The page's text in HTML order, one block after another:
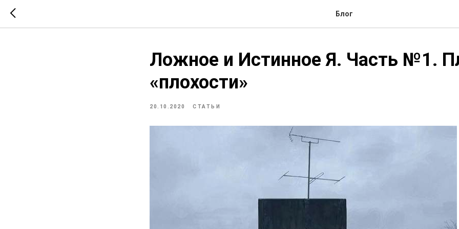
Блог
Ложное и Истинное Я. Часть №1.
«плохости»
20.10.2020 СТАТЬИ